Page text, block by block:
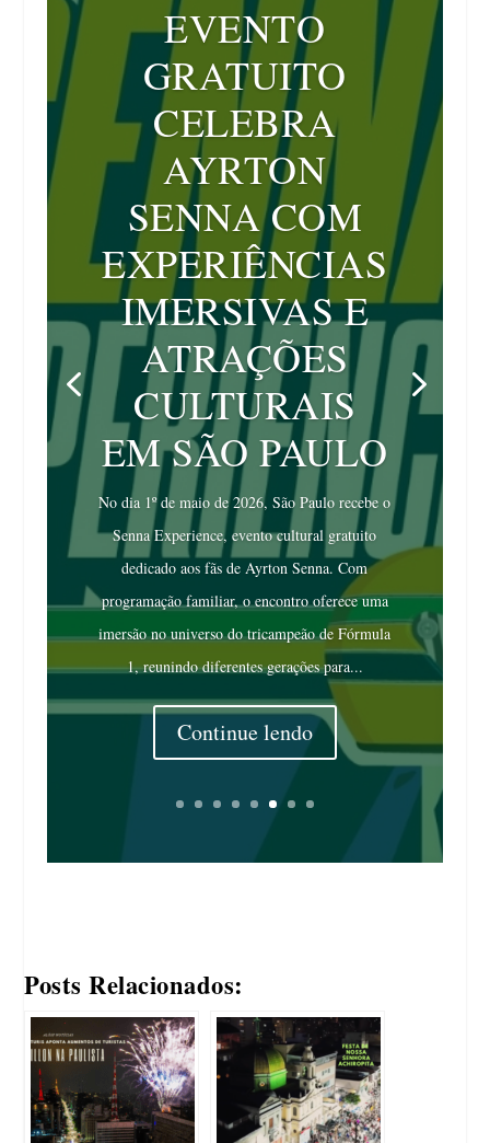
EVENTO
GRATUITO
CELEBRA
AYRTON
SENNA COM
EXPERIÊNCIAS
IMERSIVAS E
ATRAÇÕES
CULTURAIS
EM SÃO PAULO
No dia 1º de maio de 2026, São Paulo recebe o
Senna Experience, evento cultural gratuito
dedicado aos fãs de Ayrton Senna. Com
programação familiar, o encontro oferece uma
imersão no universo do tricampeão de Fórmula
1, reunindo diferentes gerações para...
Continue lendo
Posts Relacionados: